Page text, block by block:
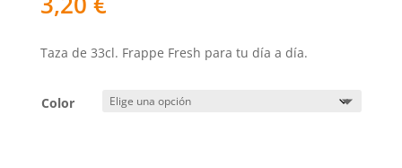
Taza de 33cl. Frappe Fresh para tu día a día.
Color